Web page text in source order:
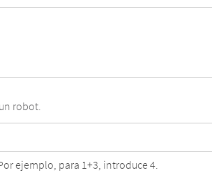
robot.
ejemplo, para 1+3, introduce 4.